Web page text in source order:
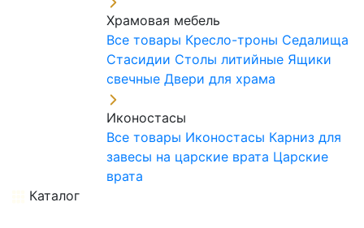
Храмовая мебель
Все товары Кресло-троны Седалища
Стасидии Столы литийные Ящики
свечные Двери для храма
Иконостасы
Все товары Иконостасы Карниз для
завесы на царские врата Царские
врата
Каталог